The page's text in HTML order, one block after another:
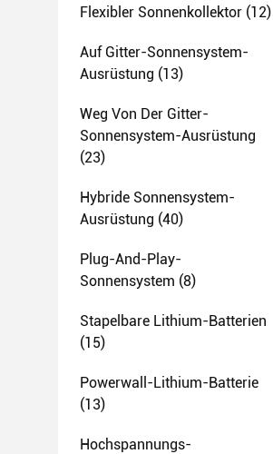
Flexibler Sonnenkollektor (12)
Auf Gitter-Sonnensystem-
Ausrüstung (13)
Weg Von Der Gitter-
Sonnensystem-Ausrüstung
(23)
Hybride Sonnensystem-
Ausrüstung (40)
Plug-And-Play-
Sonnensystem (8)
Stapelbare Lithium-Batterien
(15)
Powerwall-Lithium-Batterie
(13)
Hochspannungs-